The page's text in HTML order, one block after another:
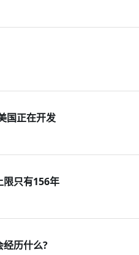
国正在开发
限只有156年
经历什么?